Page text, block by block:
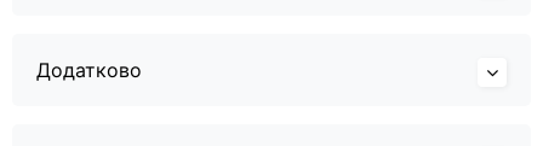
Додатково